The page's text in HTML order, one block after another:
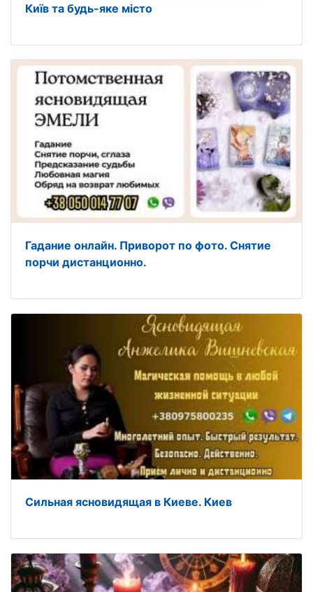
Київ та будь-яке місто
Гадание онлайн. Приворот по фото. Снятие
порчи дистанционно.
Сильная ясновидящая в Киеве. Киев